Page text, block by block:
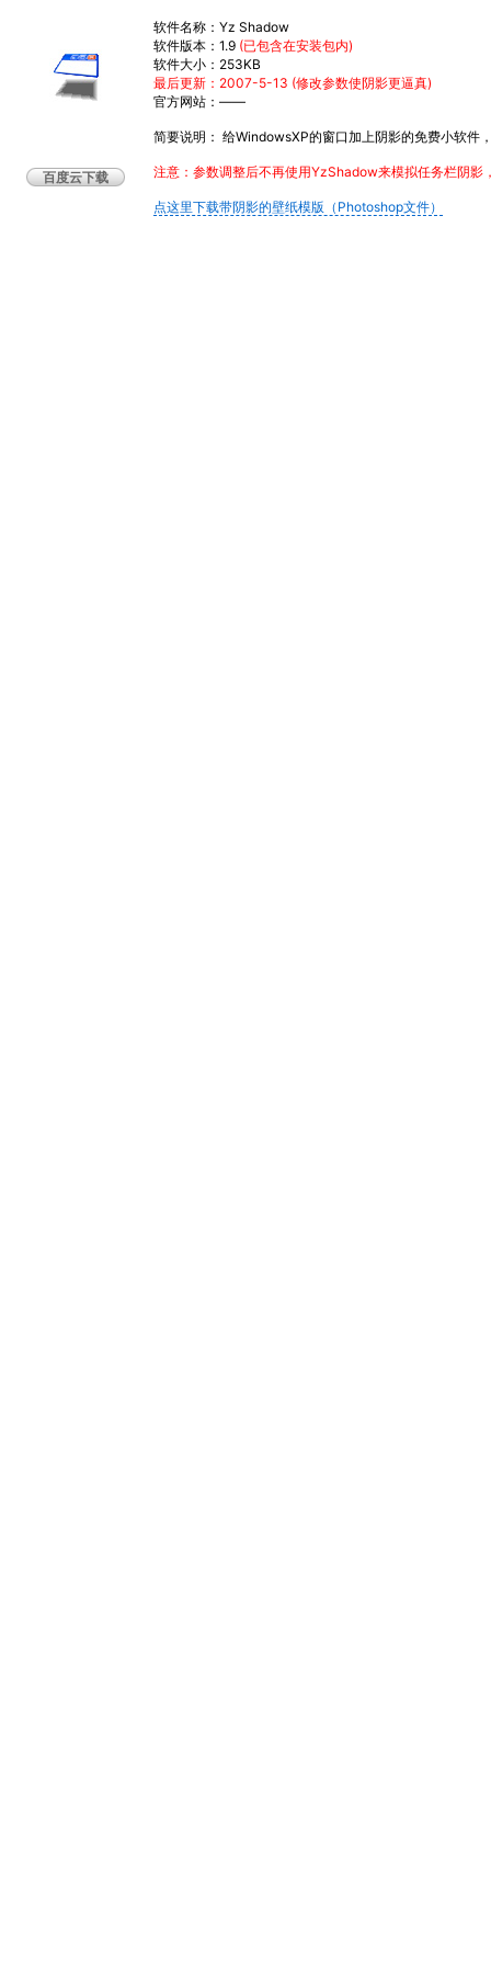
百度云下载
软件名称：Yz Shadow
软件版本：1.9 (已包含在安装包内)
软件大小：253KB
最后更新：2007-5-13 (修改参数使阴影更逼真)
官方网站：——
简要说明： 给WindowsXP的窗口加上阴影的免费小软件
注意：参数调整后不再使用YzShadow来模拟任务栏阴
点这里下载带阴影的壁纸模版（Photoshop文件）